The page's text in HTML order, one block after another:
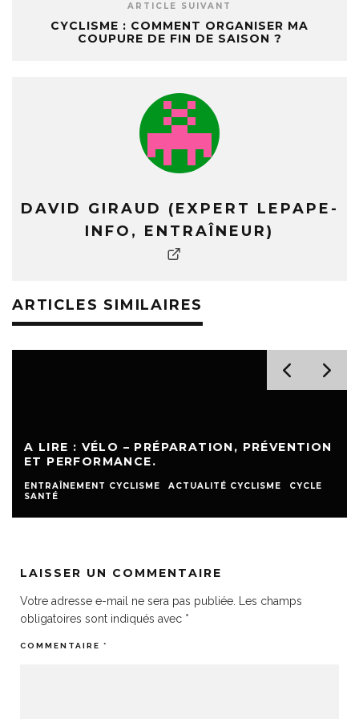
ARTICLE SUIVANT
CYCLISME : COMMENT ORGANISER MA
COUPURE DE FIN DE SAISON ?
DAVID GIRAUD (EXPERT LEPAPE-
INFO, ENTRAÎNEUR)
ARTICLES SIMILAIRES
A LIRE : VÉLO – PRÉPARATION, PRÉVENTION
ET PERFORMANCE.
ENTRAÎNEMENT CYCLISME ACTUALITÉ CYCLISME
CYCLE
SANTÉ
LAISSER UN COMMENTAIRE
Votre adresse e-mail ne sera pas publiée.
Les champs
obligatoires sont indiqués avec *
COMMENTAIRE *